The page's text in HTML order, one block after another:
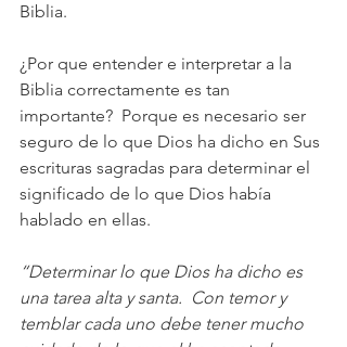
Biblia.
¿Por que entender e interpretar a la
Biblia correctamente es tan
importante?  Porque es necesario ser
seguro de lo que Dios ha dicho en Sus
escrituras sagradas para determinar el
significado de lo que Dios había
hablado en ellas.
“Determinar lo que Dios ha dicho es
una tarea alta y santa.  Con temor y
temblar cada uno debe tener mucho